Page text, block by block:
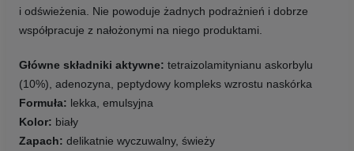
i odświeżenia. Nie powoduje żadnych podrażnień i dobrze
współpracuje z nałożonymi na niego produktami.
Główne składniki aktywne: tetraizolamitynianu askorbylu
(10%), adenozyna, peptydowy kompleks wzrostu naskórka
Formuła: lekka, emulsyjna
Kolor: biały
Zapach: delikatnie wyczuwalny, świeży